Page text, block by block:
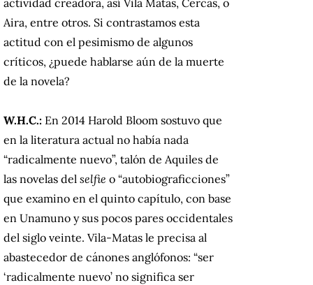
actividad creadora, así Vila Matas, Cercas, o
Aira, entre otros. Si contrastamos esta
actitud con el pesimismo de algunos
críticos, ¿puede hablarse aún de la muerte
de la novela?
W.H.C.: En 2014 Harold Bloom sostuvo que
en la literatura actual no había nada
“radicalmente nuevo”, talón de Aquiles de
las novelas del selfie o “autobiograficciones”
que examino en el quinto capítulo, con base
en Unamuno y sus pocos pares occidentales
del siglo veinte. Vila-Matas le precisa al
abastecedor de cánones anglófonos: “ser
‘radicalmente nuevo’ no significa ser